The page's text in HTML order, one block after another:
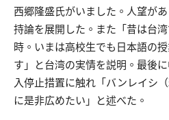
西郷隆盛氏がいました。人望が
持論を展開した。また「昔は台
時。いまは高校生でも日本語の
す」と台湾の実情を説明。最後
入停止措置に触れ「バンレイシ
に是非広めたい」と述べた。